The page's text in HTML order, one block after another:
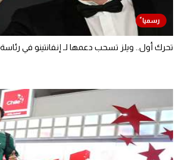
تحرك أول.. ويلز تسحب دعمها لـ إنفانتينو في